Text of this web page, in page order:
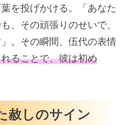
を投げかける。「あなた
、その頑張りのせいで、
。その瞬間、伍代の表情
ることで、彼は初め
赦しのサイン